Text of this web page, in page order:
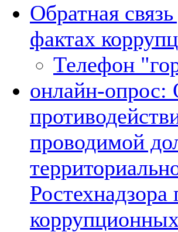
Обратная
фактах
Телефон
онлайн-опрос:
проводимой